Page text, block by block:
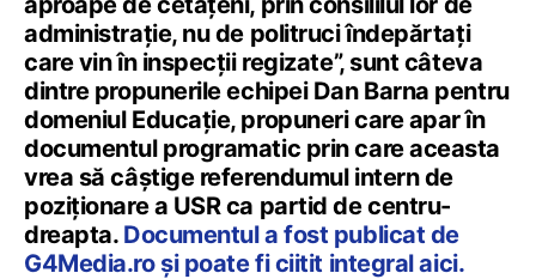
administrație, nu de politruci îndepărtați
care vin în inspecții regizate”, sunt câteva
dintre propunerile echipei Dan Barna pentru
domeniul Educație, propuneri care apar în
documentul programatic prin care aceasta
vrea să câștige referendumul intern de
poziționare a USR ca partid de centru-
dreapta. Documentul a fost publicat de
G4Media.ro și poate fi ciitit integral aici.